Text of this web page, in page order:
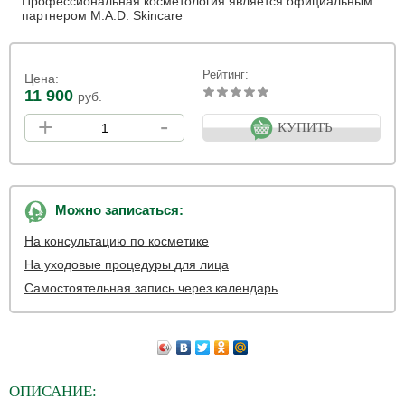
партнером M.A.D. Skincare
Цена:
11 900 руб.
Рейтинг:
+ - КУПИТЬ
Можно записаться:
На консультацию по косметике
На уходовые процедуры для лица
Самостоятельная запись через календарь
ОПИСАНИЕ: